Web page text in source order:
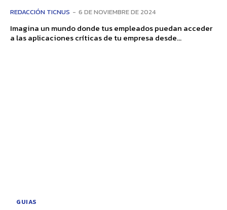
REDACCIÓN TICNUS - 6 DE NOVIEMBRE DE 2024
Imagina un mundo donde tus empleados puedan acceder
a las aplicaciones críticas de tu empresa desde...
GUIAS